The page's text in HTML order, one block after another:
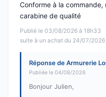
Publié le 03/08/2026 à 18h33
suite à un achat du 24/07/2026
Conforme à la
carabine de qualité
Réponse de Armurerie
Publiée le 04/08/2026
Bonjour Julien,